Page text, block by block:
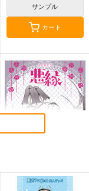
サンプル
カート
悪縁